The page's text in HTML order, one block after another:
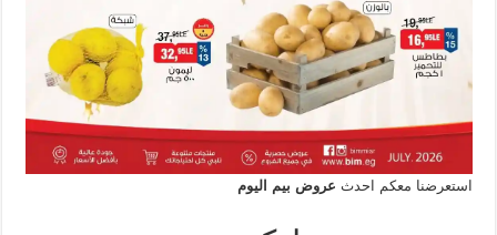
استعرضنا معكم احدث عروض بيم اليوم